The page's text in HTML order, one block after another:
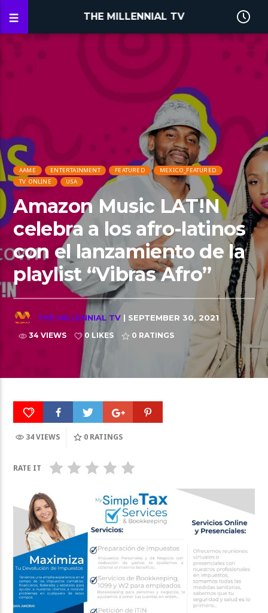
THE MILLENNIAL TV
AAME ENTERTAINMENT FEATURED
MEXICO_FEATURED
TV ONLINE
USA
Amazon Music LAT!N
celebra a los afro-latinos
con el lanzamiento de la
playlist “Vibras Afro”
THE MILLENNIAL TV | SEPTEMBER 30, 2021
34 VIEWS 0 LIKES 0 RATINGS
34 VIEWS 0 RATINGS
RATE IT